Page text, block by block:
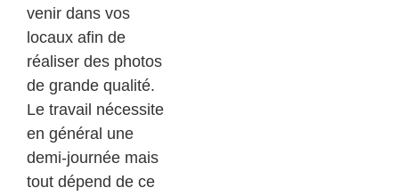
venir dans vos
locaux afin de
réaliser des photos
de grande qualité.
Le travail nécessite
en général une
demi-journée mais
tout dépend de ce